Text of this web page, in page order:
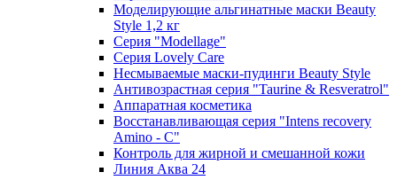
Моделирующие альгинатные маски Beauty
Style 1,2 кг
Серия "Modellage"
Cерия Lovely Care
Несмываемые маски-пудинги Beauty Style
Антивозрастная серия "Taurine & Resveratrol"
Аппаратная косметика
Восстанавливающая серия "Intens recovery
Amino - C"
Контроль для жирной и смешанной кожи
Линия Аква 24